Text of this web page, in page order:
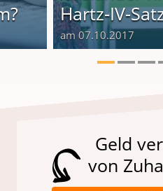
Hartz-IV-
am 07.10.2017
Geld
von